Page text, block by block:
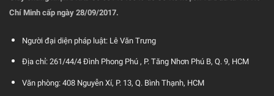
Chí Minh cấp ngày 28/09/2017.
Người đại diện pháp luật: Lê Văn Trưng
Địa chỉ: 261/44/4 Đình Phong Phú , P. Tăng Nhơn Phú B, Q. 9, HCM
Văn phòng: 408 Nguyễn Xí, P. 13, Q. Bình Thạnh, HCM